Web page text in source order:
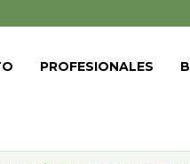
PROFESIONALES